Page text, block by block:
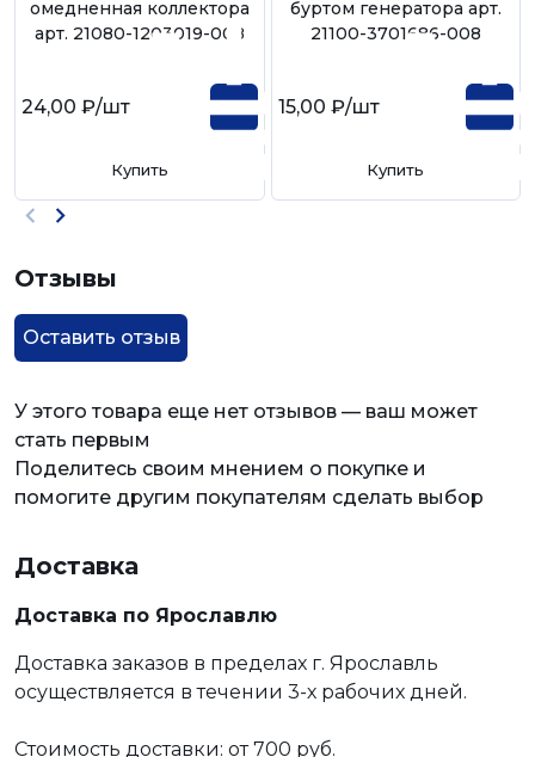
омедненная коллектора
арт. 21080-1203019-008
24,00 ₽/шт
Купить
буртом генератора арт.
21100-3701686-008
15,00 ₽/шт
Купить
Отзывы
Оставить отзыв
У этого товара еще нет отзывов — ваш может
стать первым
Поделитесь своим мнением о покупке и
помогите другим покупателям сделать выбор
Доставка
Доставка по Ярославлю
Доставка заказов в пределах г. Ярославль
осуществляется в течении 3-х рабочих дней.
Стоимость доставки: от 700 руб.